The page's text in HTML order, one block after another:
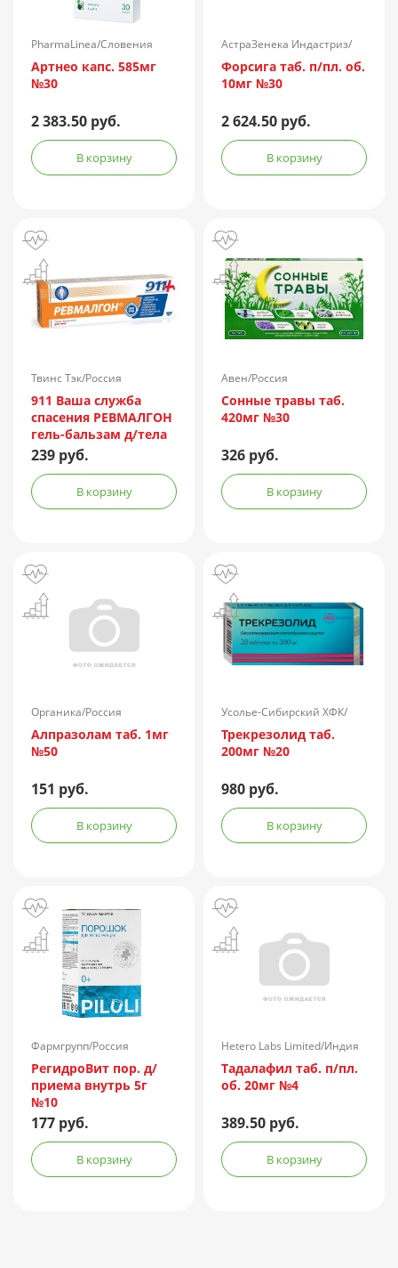
PharmaLinea/Словения
Артнео капс. 585мг
№30
2 383.50 руб.
В корзину
АстраЗенека Индастриз/
Россия
Форсига таб. п/пл. об.
10мг №30
2 624.50 руб.
В корзину
Твинс Тэк/Россия
911 Ваша служба
спасения РЕВМАЛГОН
гель-бальзам д/тела
100мл
239 руб.
В корзину
Авен/Россия
Сонные травы таб.
420мг №30
326 руб.
В корзину
Органика/Россия
Алпразолам таб. 1мг
№50
151 руб.
В корзину
Усолье-Сибирский ХФК/
Россия
Трекрезолид таб.
200мг №20
980 руб.
В корзину
Фармгрупп/Россия
РегидроВит пор. д/
приема внутрь 5г
№10
177 руб.
В корзину
Hetero Labs Limited/Индия
Тадалафил таб. п/пл.
об. 20мг №4
389.50 руб.
В корзину